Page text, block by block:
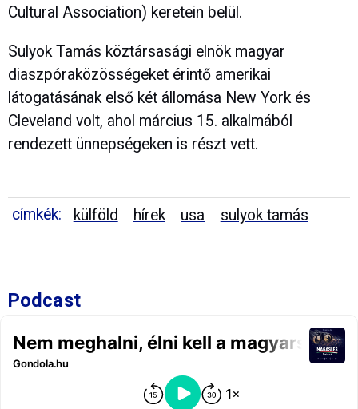
Cultural Association) keretein belül.
Sulyok Tamás köztársasági elnök magyar
diaszpóraközösségeket érintő amerikai
látogatásának első két állomása New York és
Cleveland volt, ahol március 15. alkalmából
rendezett ünnepségeken is részt vett.
címkék: külföld hírek usa sulyok tamás
Podcast